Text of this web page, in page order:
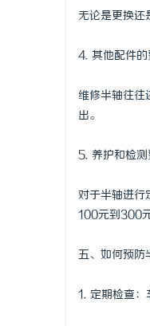
无论是更换还
4. 其他配件的
维修半轴往往
出。
5. 养护和检测
对于半轴进行
100元到300元
五、如何预防
1. 定期检查：